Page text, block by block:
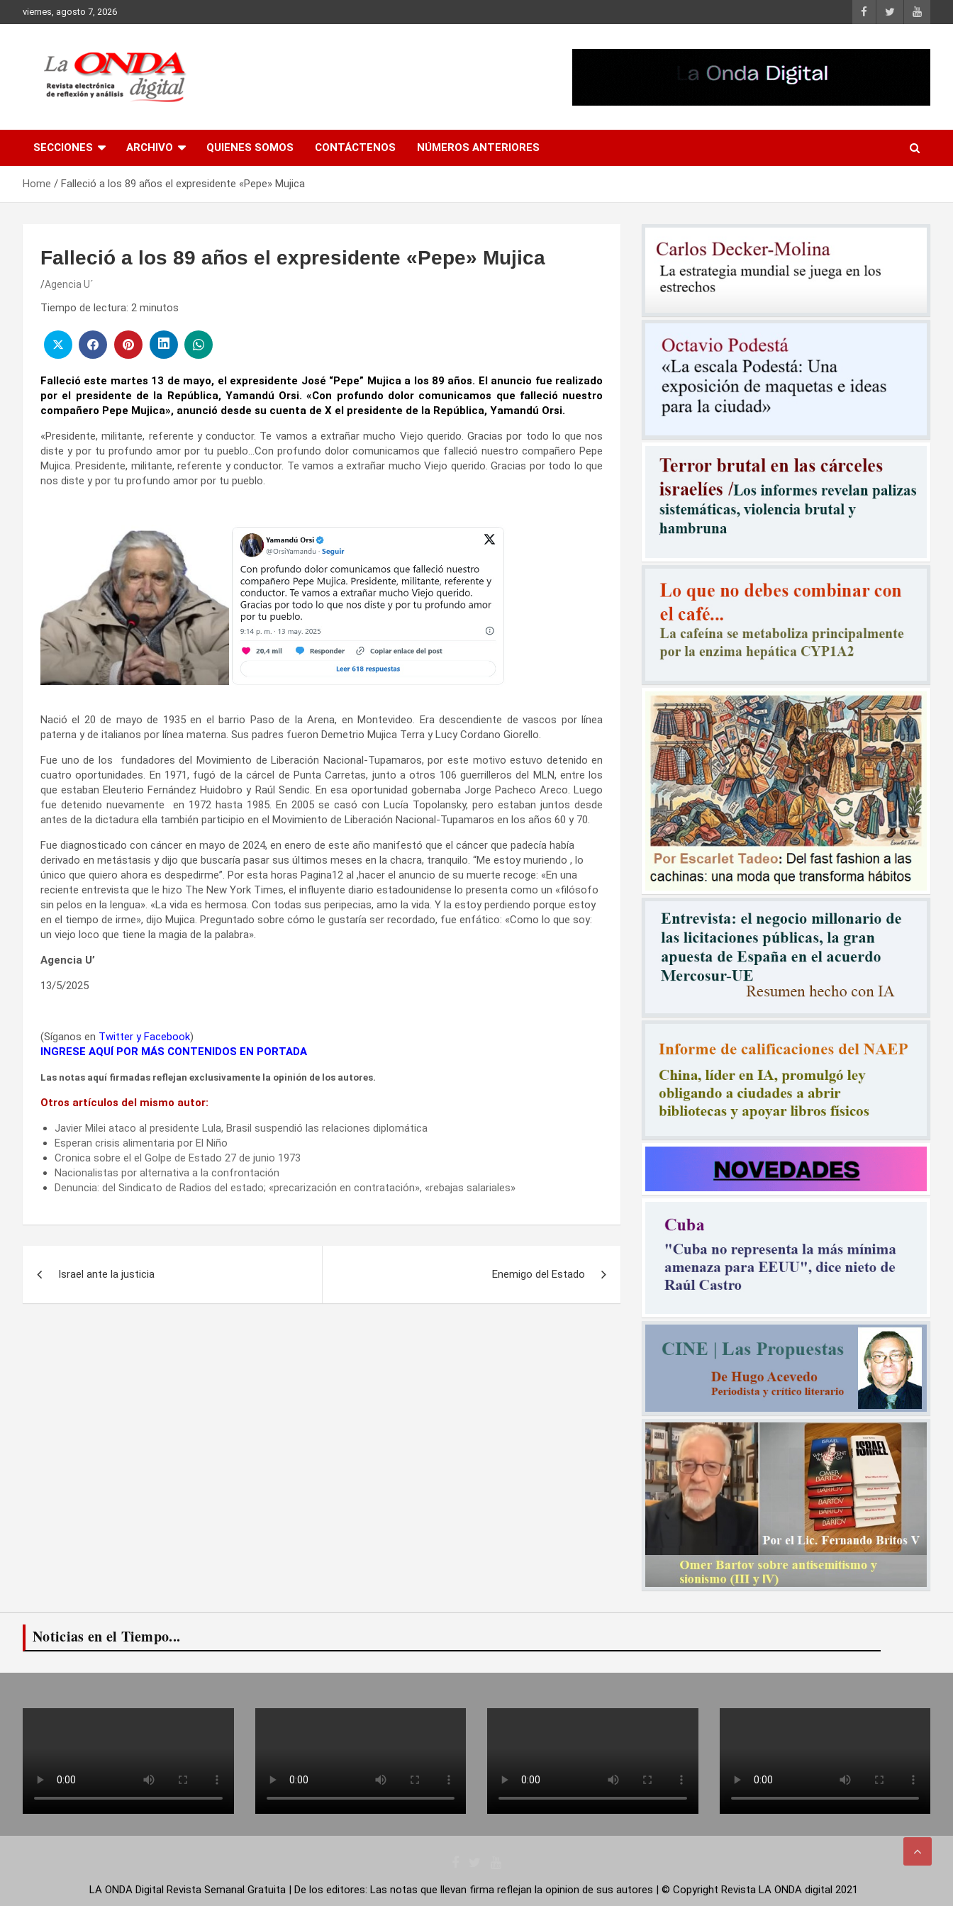
to
viernes, agosto 7, 2026
SECCIONES ARCHIVO QUIENES SOMOS CONTÁCTENOS NÚMEROS ANTERIORES
Home Falleció a los 89 años el expresidente «Pepe» Mujica
Falleció a los 89 años el expresidente «Pepe» Mujica
Agencia U´
Tiempo de lectura: 2 minutos
Falleció este martes 13 de mayo, el expresidente José “Pepe” Mujica a los 89 años. El anuncio fue realizado
por el presidente de la República, Yamandú Orsi. «Con profundo dolor comunicamos que falleció nuestro
compañero Pepe Mujica», anunció desde su cuenta de X el presidente de la República, Yamandú Orsi.
«Presidente, militante, referente y conductor. Te vamos a extrañar mucho Viejo querido. Gracias por todo lo que nos
diste y por tu profundo amor por tu pueblo…Con profundo dolor comunicamos que falleció nuestro compañero Pepe
Mujica. Presidente, militante, referente y conductor. Te vamos a extrañar mucho Viejo querido. Gracias por todo lo que
nos diste y por tu profundo amor por tu pueblo.
Nació el 20 de mayo de 1935 en el barrio Paso de la Arena, en Montevideo. Era descendiente de vascos por línea
paterna y de italianos por línea materna. Sus padres fueron Demetrio Mujica Terra y Lucy Cordano Giorello.
Fue uno de los fundadores del Movimiento de Liberación Nacional-Tupamaros, por este motivo estuvo detenido en
cuatro oportunidades. En 1971, fugó de la cárcel de Punta Carretas, junto a otros 106 guerrilleros del MLN, entre los
que estaban Eleuterio Fernández Huidobro y Raúl Sendic. En esa oportunidad gobernaba Jorge Pacheco Areco. Luego
fue detenido nuevamente en 1972 hasta 1985. En 2005 se casó con Lucía Topolansky, pero estaban juntos desde
antes de la dictadura ella también participio en el Movimiento de Liberación Nacional-Tupamaros en los años 60 y 70.
Fue diagnosticado con cáncer en mayo de 2024, en enero de este año manifestó que el cáncer que padecía había
derivado en metástasis y dijo que buscaría pasar sus últimos meses en la chacra, tranquilo. “Me estoy muriendo , lo
único que quiero ahora es despedirme”. Por esta horas Pagina12 al ,hacer el anuncio de su muerte recoge: «En una
reciente entrevista que le hizo The New York Times, el influyente diario estadounidense lo presenta como un «filósofo
sin pelos en la lengua». «La vida es hermosa. Con todas sus peripecias, amo la vida. Y la estoy perdiendo porque estoy
en el tiempo de irme», dijo Mujica. Preguntado sobre cómo le gustaría ser recordado, fue enfático: «Como lo que soy:
un viejo loco que tiene la magia de la palabra».
Agencia U’
13/5/2025
(Síganos en Twitter y Facebook)
INGRESE AQUÍ POR MÁS CONTENIDOS EN PORTADA
Las notas aquí firmadas reflejan exclusivamente la opinión de los autores.
Otros artículos del mismo autor:
Javier Milei ataco al presidente Lula, Brasil suspendió las relaciones diplomática
Esperan crisis alimentaria por El Niño
Cronica sobre el el Golpe de Estado 27 de junio 1973
Nacionalistas por alternativa a la confrontación
Denuncia: del Sindicato de Radios del estado; «precarización en contratación», «rebajas salariales»
Israel ante la justicia Enemigo del Estado
Noticias en el Tiempo...
LA ONDA Digital Revista Semanal Gratuita | De los editores: Las notas que llevan firma reflejan la opinion de sus autores | © Copyright Revista LA ONDA digital 2021